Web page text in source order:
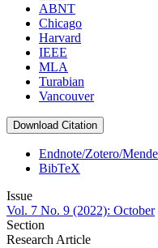
ABNT
Chicago
Harvard
IEEE
MLA
Turabian
Vancouver
Download Citation
Endnote/Zotero/
BibTeX
Issue
Vol. 7 No. 9 (2022): October
Section
Research Article